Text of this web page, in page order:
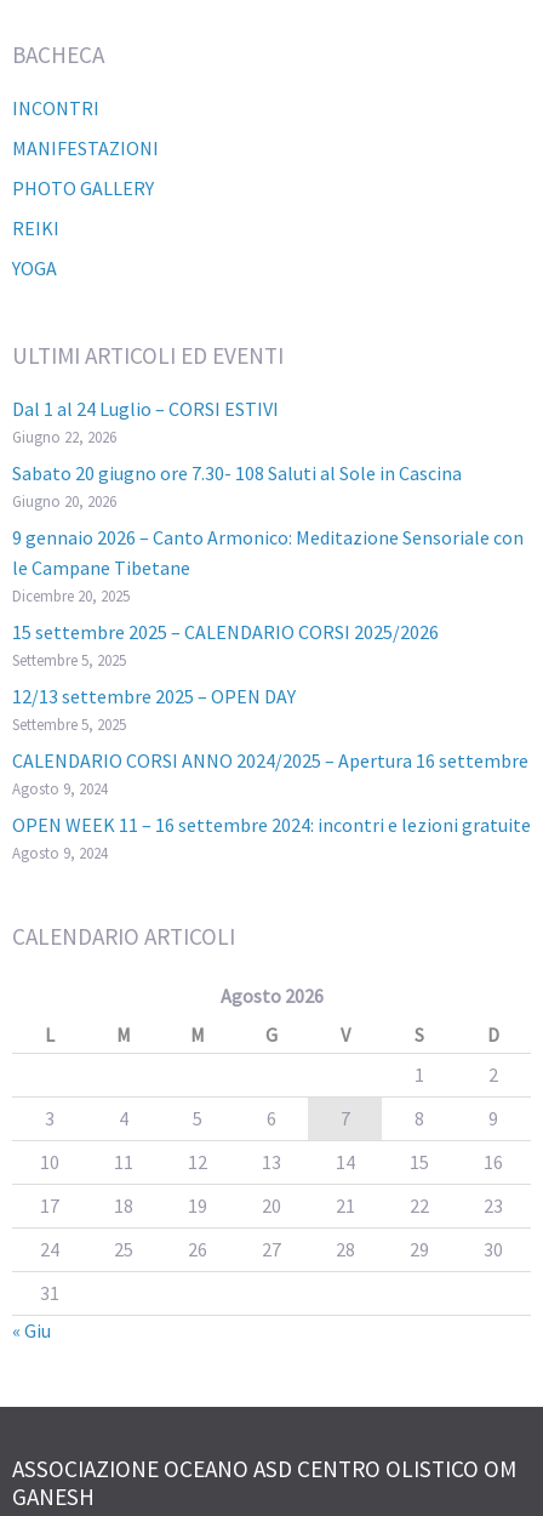
BACHECA
INCONTRI
MANIFESTAZIONI
PHOTO GALLERY
REIKI
YOGA
ULTIMI ARTICOLI ED EVENTI
Dal 1 al 24 Luglio – CORSI ESTIVI
Giugno 22, 2026
Sabato 20 giugno ore 7.30- 108 Saluti al Sole in Cascina
Giugno 20, 2026
9 gennaio 2026 – Canto Armonico: Meditazione Sensoriale con
le Campane Tibetane
Dicembre 20, 2025
15 settembre 2025 – CALENDARIO CORSI 2025/2026
Settembre 5, 2025
12/13 settembre 2025 – OPEN DAY
Settembre 5, 2025
CALENDARIO CORSI ANNO 2024/2025 – Apertura 16 settembre
Agosto 9, 2024
OPEN WEEK 11 – 16 settembre 2024: incontri e lezioni gratuite
Agosto 9, 2024
CALENDARIO ARTICOLI
Agosto 2026
L
M M G V S
D
1
2
3
4 5 6 7 8
9
10
11 12 13 14 15
16
17
18 19 20 21 22
23
24
25 26 27 28 29
30
31
« Giu
ASSOCIAZIONE OCEANO ASD CENTRO OLISTICO OM
GANESH